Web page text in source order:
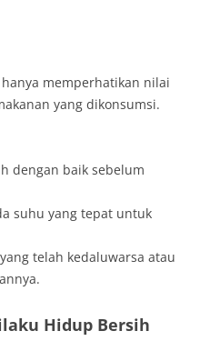
memperhatikan nilai
yang dikonsumsi.
dengan baik sebelum
suhu yang tepat untuk
telah kedaluwarsa atau
Hidup Bersih